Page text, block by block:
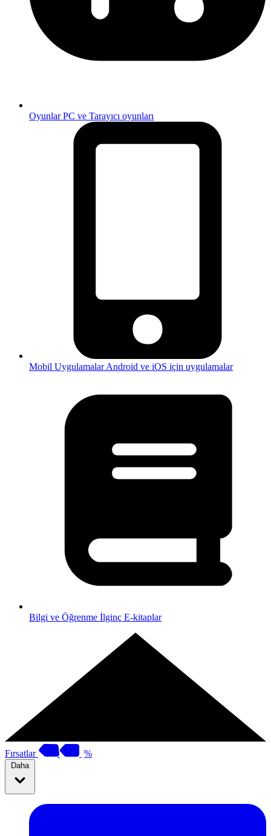
OyunlarPC ve Tarayıcı oyunları
Mobil UygulamalarAndroid ve iOS için uygulamalar
Bilgi ve Öğrenme İlginç E-kitaplar
Fırsatlar %
Daha